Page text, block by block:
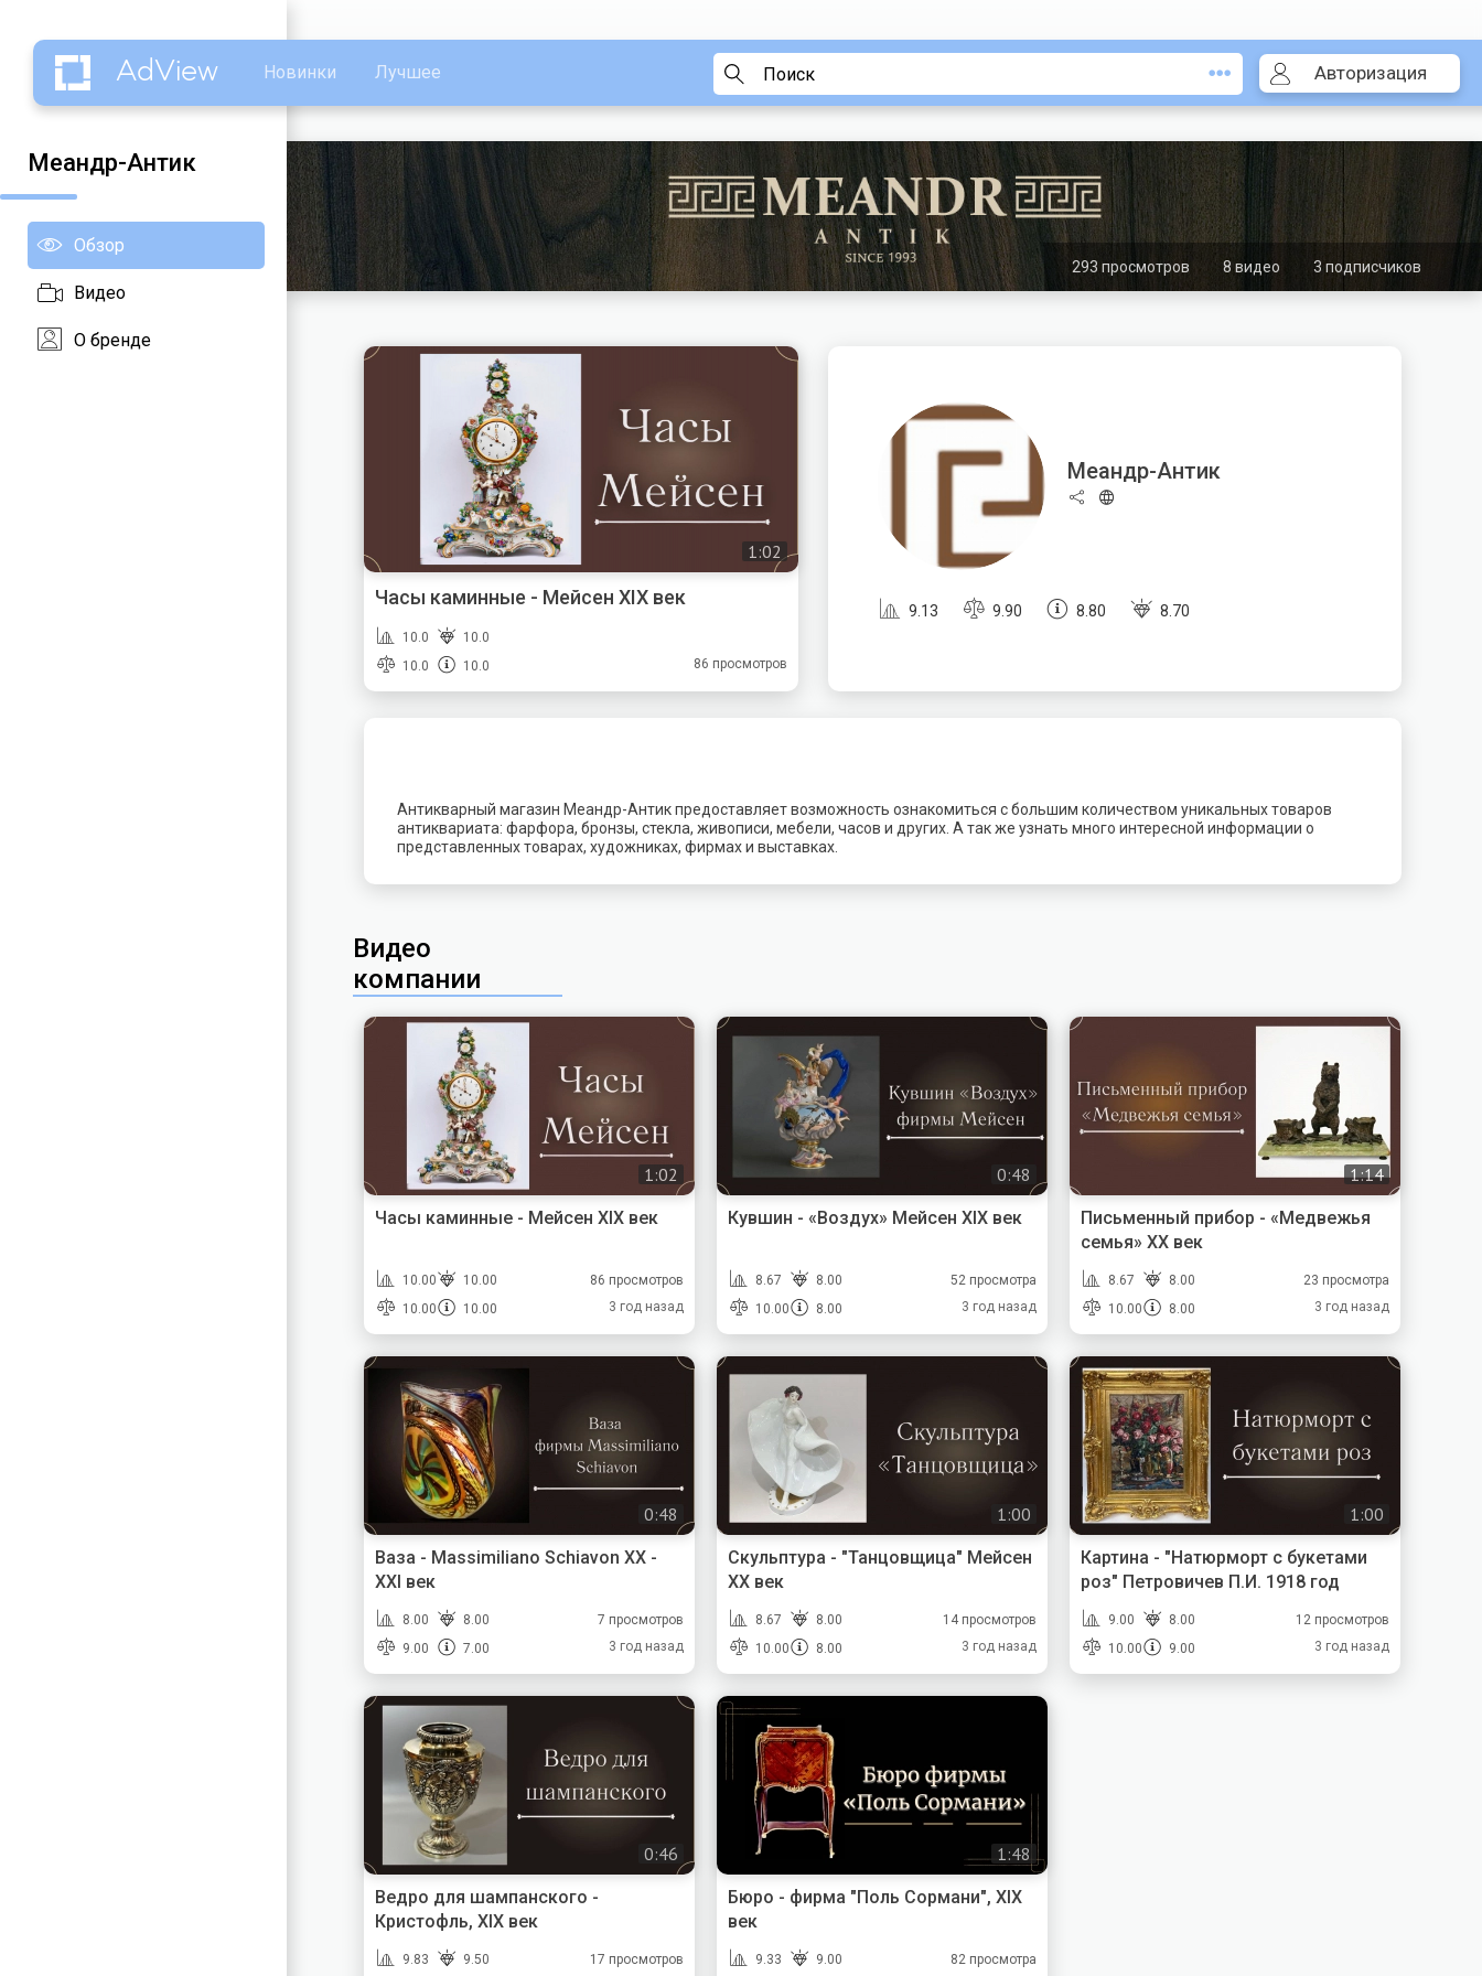
AdView Новинки Лучшее Авторизация
Меандр-Антик
Обзор
Видео
О бренде
293 просмотров 8 видео 3 подписчиков
1:02
Часы каминные - Мейсен XIX век
10.0
10.0
10.0
10.0 86 просмотров
Меандр-Антик
9.13 9.90 8.80 8.70
Антикварный магазин Меандр-Антик предоставляет возможность ознакомиться с большим количеством уникальных товаров
антиквариата: фарфора, бронзы, стекла, живописи, мебели, часов и других. А так же узнать много интересной информации о
представленных товарах, художниках, фирмах и выставках.
Видео
компании
1:02
Часы каминные - Мейсен XIX век
10.00
10.00
10.00
10.00
86 просмотров
3 год назад
0:48
Кувшин - «Воздух» Мейсен XIX век
8.67
8.00
10.00
8.00
52 просмотра
3 год назад
1:14
Письменный прибор - «Медвежья
семья» XX век
8.67
8.00
10.00
8.00
23 просмотра
3 год назад
0:48
Ваза - Massimiliano Schiavon XX -
XXI век
8.00
8.00
9.00
7.00
7 просмотров
3 год назад
1:00
Скульптура - "Танцовщица" Мейсен
XX век
8.67
8.00
10.00
8.00
14 просмотров
3 год назад
1:00
Картина - "Натюрморт с букетами
роз" Петровичев П.И. 1918 год
9.00
8.00
10.00
9.00
12 просмотров
3 год назад
0:46
Ведро для шампанского -
Кристофль, XIX век
9.83 9.50 17 просмотров
1:48
Бюро - фирма "Поль Сормани", XIX
век
9.33 9.00 82 просмотра